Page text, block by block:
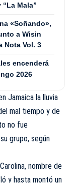
Mala”
«Soñando»,
a Wisin
Nota Vol. 3
encenderá
2026
Jamaica la lluvia
mal tiempo y de
no fue
grupo, según
nombre de
y hasta montó un